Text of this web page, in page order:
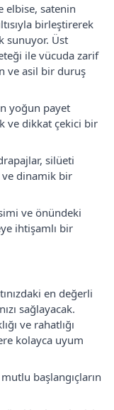
elbise, satenin
birleştirerek
sunuyor. Üst
ile vücuda zarif
ve asil bir duruş
yoğun payet
ve dikkat çekici bir
silüeti
ve dinamik bir
ve önündeki
ihtişamlı bir
en değerli
sağlayacak.
ve rahatlığı
kolayca uyum
başlangıçların